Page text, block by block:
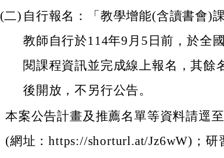
(二) 自行報名：「教學增能(含讀書會)
教師自行於114年9月5日前，於全
閱課程資訊並完成線上報名，其餘
後開放，不另行公告。
本案公告計畫及推薦名單等資料請逕
(網址：https://shorturl.at/Jz6wW)；研